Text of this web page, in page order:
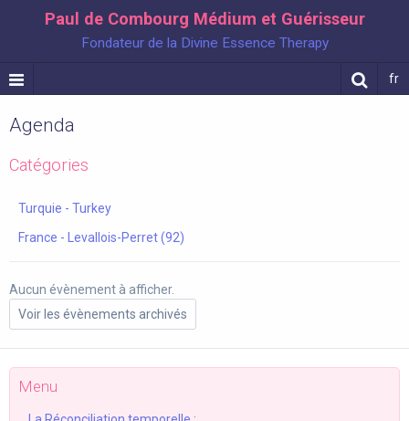
Paul de Combourg Médium et Guérisseur
Fondateur de la Divine Essence Therapy
fr
Agenda
Catégories
Turquie - Turkey
France - Levallois-Perret (92)
Aucun évènement à afficher.
Voir les évènements archivés
Menu